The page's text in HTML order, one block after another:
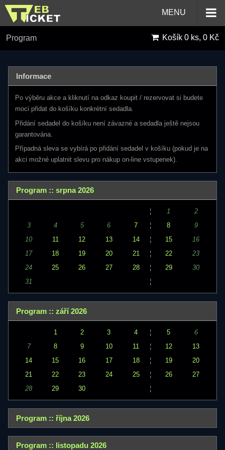
MENU
Program Košík 0 ks, 0 Kč
Informace
Po výběru akce a kliknutí na odkaz koupit / rezervovat si budete
moci přidat do košíku konkrétní sedadla.
Přidání sedadel do košíku není závazné a sedadla ještě nejsou
garantována.
Případná sleva se vybírá po přidání sedadel v košíku (pokud je na
akci možné uplatnit slevu pro nákup on-line vstupenek).
Program :: srpna 2026
¦ 1
2
3
4 5 6 7 ¦ 8
9
10
11 12 13 14 ¦ 15
16
17
18 19 20 21 ¦ 22
23
24
25 26 27 28 ¦ 29
30
31
¦
Program :: září 2026
1 2 3 4 ¦ 5
6
7
8 9 10 11 ¦ 12
13
14
15 16 17 18 ¦ 19
20
21
22 23 24 25 ¦ 26
27
28
29 30 ¦
Program :: října 2026
Program :: listopadu 2026